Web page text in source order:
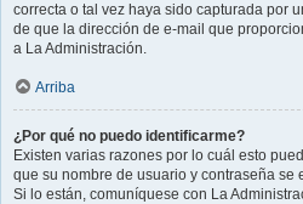
correcta o tal vez haya sido capturada por
de que la dirección de e-mail que
a La Administración.
Arriba
¿Por qué no puedo identificarme?
Existen varias razones por lo cuál esto
que su nombre de usuario y contraseña se
Si lo están, comuníquese con La